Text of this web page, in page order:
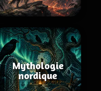
Mythologie
nordique